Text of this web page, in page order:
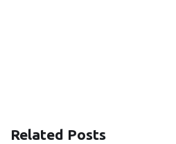
Related Posts